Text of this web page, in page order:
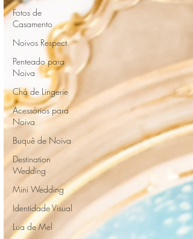
Fotos de
Casamento
Noivos Respect
Penteado para
Noiva
Chá de Lingerie
Acessórios para
Noiva
Buquê de Noiva
Destination
Wedding
Mini Wedding
Identidade Visual
Lua de Mel